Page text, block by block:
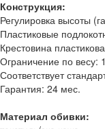
Конструкция:
Регулировка высоты
Пластиковые
Крестовина
Ограничение по весу:
Соответствует
Гарантия: 24 мес.
Материал обивки: